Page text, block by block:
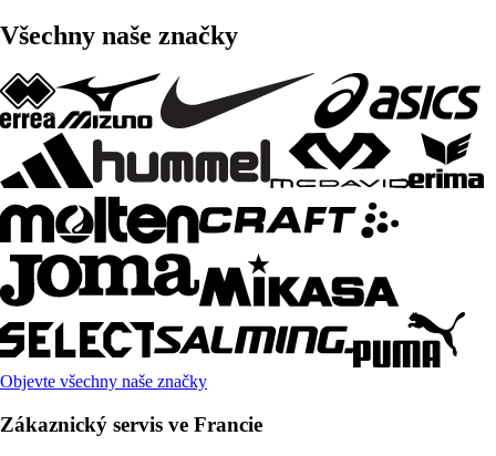
Všechny naše značky
Objevte všechny naše značky
Zákaznický servis ve Francie